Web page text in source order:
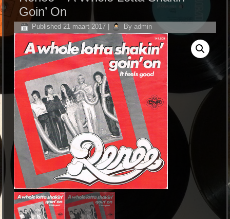
Goin’ On
Published 21 maart 2017 By admin